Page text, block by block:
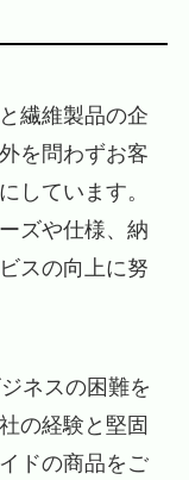
繊維製品の企
を問わずお客
しています。
ズや仕様、納
スの向上に努
ネスの困難を
の経験と堅固
ドの商品をご